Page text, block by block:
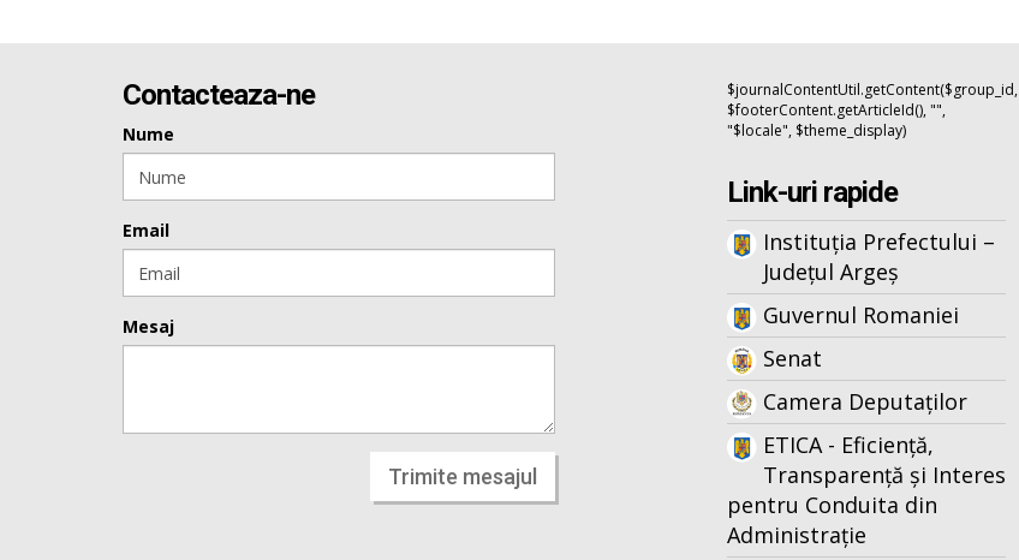
Contacteaza-ne
Nume
Email
Mesaj
Trimite mesajul
$journalContentUtil.getContent($group_id,
$footerContent.getArticleId(), "",
"$locale", $theme_display)
Link-uri rapide
Instituția Prefectului –
Județul Argeș
Guvernul Romaniei
Senat
Camera Deputaților
ETICA - Eficiență,
Transparență și Interes
pentru Conduita din
Administrație